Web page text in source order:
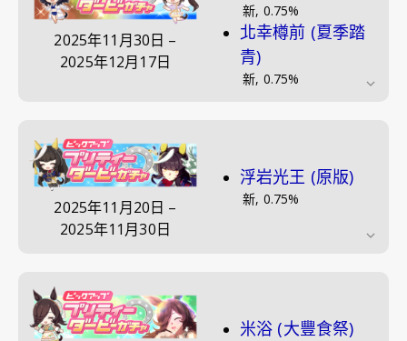
2025年11月30日 –
2025年12月17日
新, 0.75%
北幸樽前 (夏季踏
青)
新, 0.75%
2025年11月20日 –
2025年11月30日
浮岩光王 (原版)
新, 0.75%
米浴 (大豐食祭)